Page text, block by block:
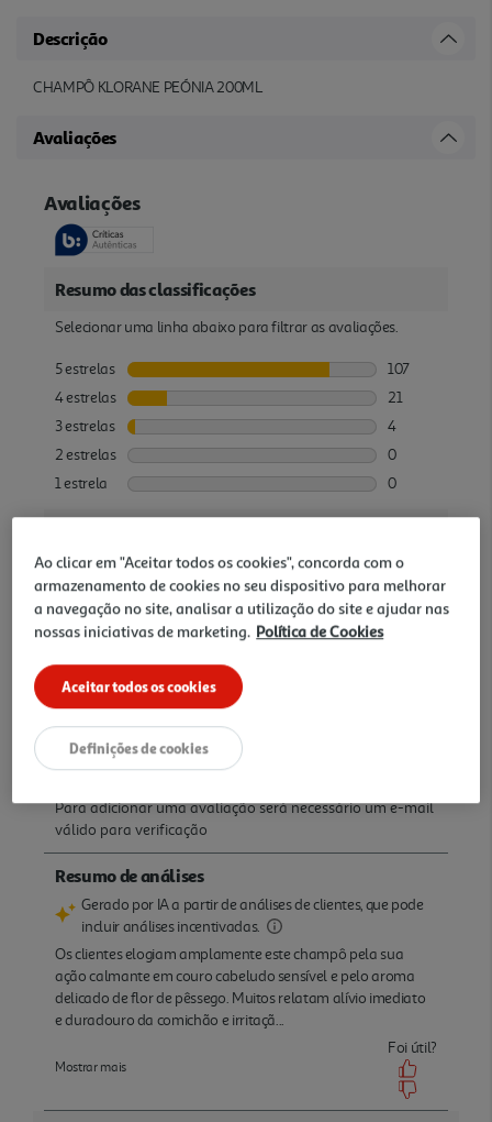
Descrição
CHAMPÔ KLORANE PEÓNIA 200ML
Avaliações
Ao clicar em "Aceitar todos os cookies", concorda com o
armazenamento de cookies no seu dispositivo para melhorar
a navegação no site, analisar a utilização do site e ajudar nas
nossas iniciativas de marketing. Política de Cookies
Aceitar todos os cookies
Definições de cookies